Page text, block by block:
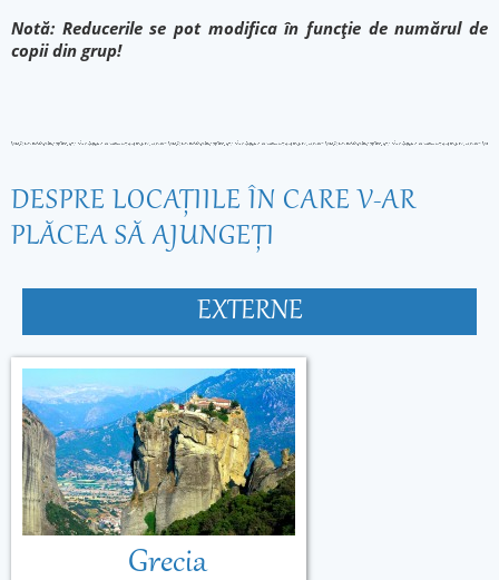
Notă: Reducerile se pot modifica în funcție de numărul de
copii din grup!
DESPRE LOCAŢIILE ÎN CARE V-AR
PLĂCEA SĂ AJUNGEŢI
EXTERNE
Grecia